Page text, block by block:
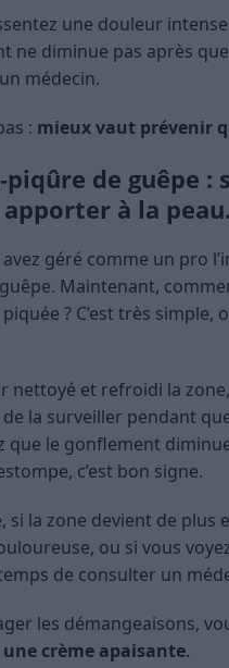
une douleur
ne diminue pas après
médecin.
: mieux vaut prévenir
piqûre de guêpe :
apporter à la peau.
géré comme un pro
Maintenant,
? C’est très simple,
nettoyé et refroidi la
la surveiller pendant
que le gonflement
c’est bon signe.
si la zone devient de plus
ou si vous
de consulter un
les démangeaisons,
crème apaisante.